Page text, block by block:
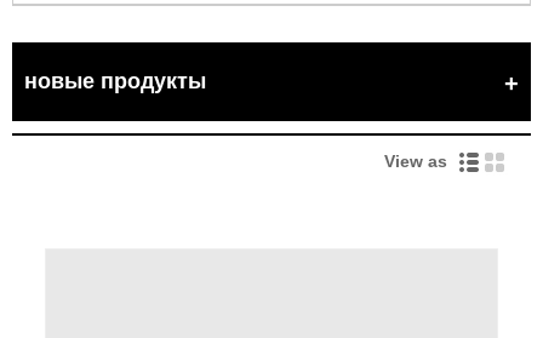
новые продукты
View as